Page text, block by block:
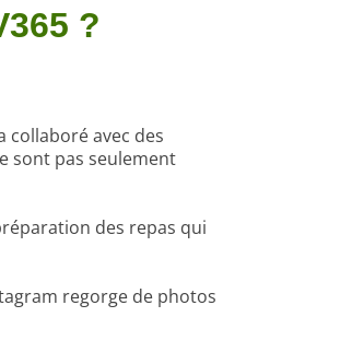
?
collaboré avec des
sont pas seulement
des repas qui
regorge de photos